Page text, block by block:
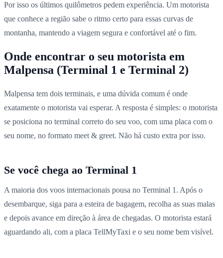
Por isso os últimos quilômetros pedem experiência. Um motorista
que conhece a região sabe o ritmo certo para essas curvas de
montanha, mantendo a viagem segura e confortável até o fim.
Onde encontrar o seu motorista em
Malpensa (Terminal 1 e Terminal 2)
Malpensa tem dois terminais, e uma dúvida comum é onde
exatamente o motorista vai esperar. A resposta é simples: o motorista
se posiciona no terminal correto do seu voo, com uma placa com o
seu nome, no formato meet & greet. Não há custo extra por isso.
Se você chega ao Terminal 1
A maioria dos voos internacionais pousa no Terminal 1. Após o
desembarque, siga para a esteira de bagagem, recolha as suas malas
e depois avance em direção à área de chegadas. O motorista estará
aguardando ali, com a placa TellMyTaxi e o seu nome bem visível.